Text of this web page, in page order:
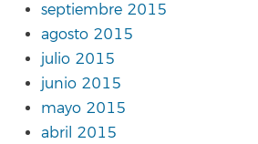
septiembre 2015
agosto 2015
julio 2015
junio 2015
mayo 2015
abril 2015